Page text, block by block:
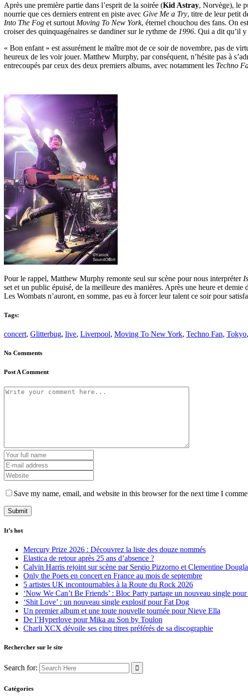
Après une première partie dans l’esprit de la soirée (Kid Astray, Norvège), le
nourrie que ces derniers entrent en piste avec Give Me a Try, titre de leur petit
Into The Fog et surtout Moving To New York, éternel chouchou des fans. On
croiser des quinquagénaires se dandiner sur le rythme de 1996. Qui a dit qu’il y
« Bon enfant » est assurément le maître mot de ce soir de novembre, pas de
heureux de les voir jouer. Matthew Murphy, par conséquent, n’hésite pas à
entrecoupés par ceux des deux premiers albums, avec notamment les Techno
Pour le rappel, Matthew Murphy remonte seul sur scène pour nous interpréter
set et un public épuisé, de la meilleure des manières. Après une heure et
Les Wombats n’auront, en somme, pas eu à forcer leur talent ce soir pour
Tags:
concert, Glitterbug, live, Liverpool, Moving To New York, Techno Fan, Tokyo,
No Comments
Post A Comment
Save my name, email, and website in this browser for the next time I
It’s hot
Mercury Prize 2026 : Découvrez la liste des douze nommés
Elastica de retour après 25 ans d’absence ?
Calvin Harris rejoint sur scène par Sergio Pizzorno et Clementine
Only the Poets en concert en France au mois de septembre
5 artistes UK incontournables à la Route du Rock 2026
‘Now We Can’t Be Friends’ : Bloc Party partage un nouveau single
‘Shit Love’ : un nouveau single explosif pour Fat Dog
Un premier album et une toute nouvelle tournée pour Nieve Ella
De l’Hyperlove pour Mika au Son by Toulon
Charli XCX dévoile ses cinq titres préférés de sa discographie
Rechercher sur le site
Search for:
Catégories